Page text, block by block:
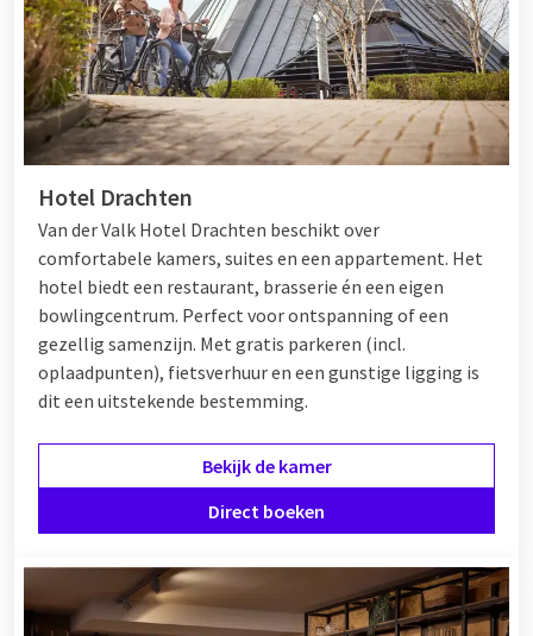
Hotel Drachten
Van der Valk Hotel Drachten beschikt over
comfortabele kamers, suites en een appartement. Het
hotel biedt een restaurant, brasserie én een eigen
bowlingcentrum. Perfect voor ontspanning of een
gezellig samenzijn. Met gratis parkeren (incl.
oplaadpunten), fietsverhuur en een gunstige ligging is
dit een uitstekende bestemming.
Bekijk de kamer
Direct boeken